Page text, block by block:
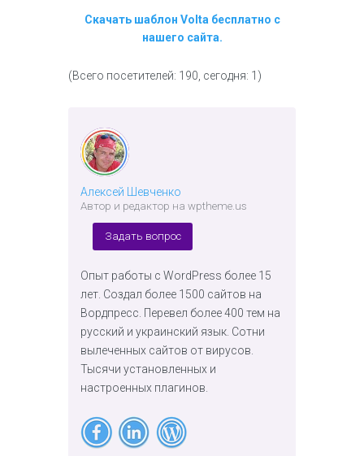
Скачать шаблон Volta бесплатно с
нашего сайта.
(Всего посетителей: 190, сегодня: 1)
Алексей Шевченко
Автор и редактор на wptheme.us
Задать вопрос
Опыт работы с WordPress более 15
лет. Создал более 1500 сайтов на
Вордпресс. Перевел более 400 тем на
русский и украинский язык. Сотни
вылеченных сайтов от вирусов.
Тысячи установленных и
настроенных плагинов.